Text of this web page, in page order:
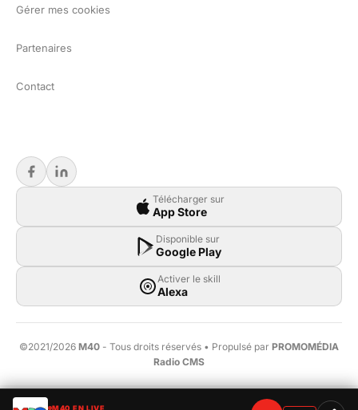
Gérer mes cookies
Partenaires
Contact
Télécharger sur
App Store
Disponible sur
Google Play
Activer le skill
Alexa
©2021/2026 M40 - Tous droits réservés • Propulsé par PROMOMÉDIA
Radio CMS
M40 EN LIVE